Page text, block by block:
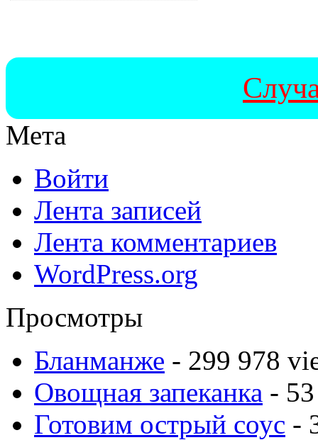
Мета
Войти
Лента записей
Лента комментариев
WordPress.org
Просмотры
Бланманже - 299 978
Овощная запеканка -
Готовим острый соус -